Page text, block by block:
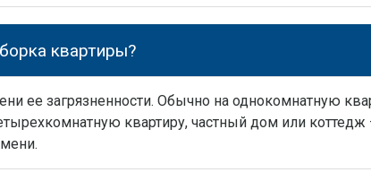
квартиры?
ее загрязненности. Обычно на однокомнатную
квартиру, частный дом или коттедж